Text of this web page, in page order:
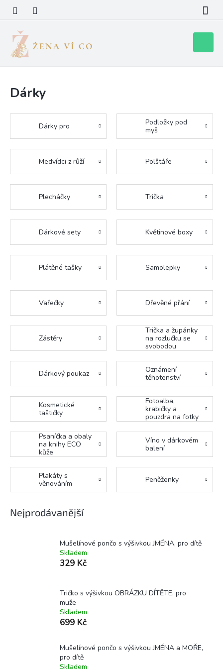
obsah
košík
Dárky
Dárky pro
Podložky pod
myš
Medvídci z růží Polštáře
Plecháčky Trička
Dárkové sety Květinové boxy
Plátěné tašky Samolepky
Vařečky Dřevěné přání
Zástěry
Trička a župánky
na rozlučku se
svobodou
Dárkový poukaz
Oznámení
těhotenství
Kosmetické
taštičky
Fotoalba,
krabičky a
pouzdra na fotky
Psaníčka a obaly
na knihy ECO
kůže
Víno v dárkovém
balení
Plakáty s
věnováním
Peněženky
Nejprodávanější
Mušelínové pončo s výšivkou JMÉNA, pro dítě
Skladem
329 Kč
Tričko s výšivkou OBRÁZKU DÍTĚTE, pro
muže
Skladem
699 Kč
Mušelínové pončo s výšivkou JMÉNA a MOŘE,
pro dítě
Skladem